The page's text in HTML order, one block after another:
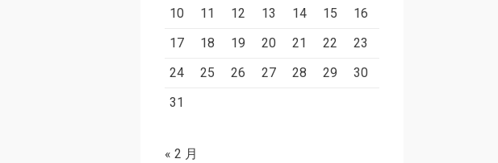
10
11 12 13 14 15
16
17
18 19 20 21 22
23
24
25 26 27 28 29
30
31
« 2 月